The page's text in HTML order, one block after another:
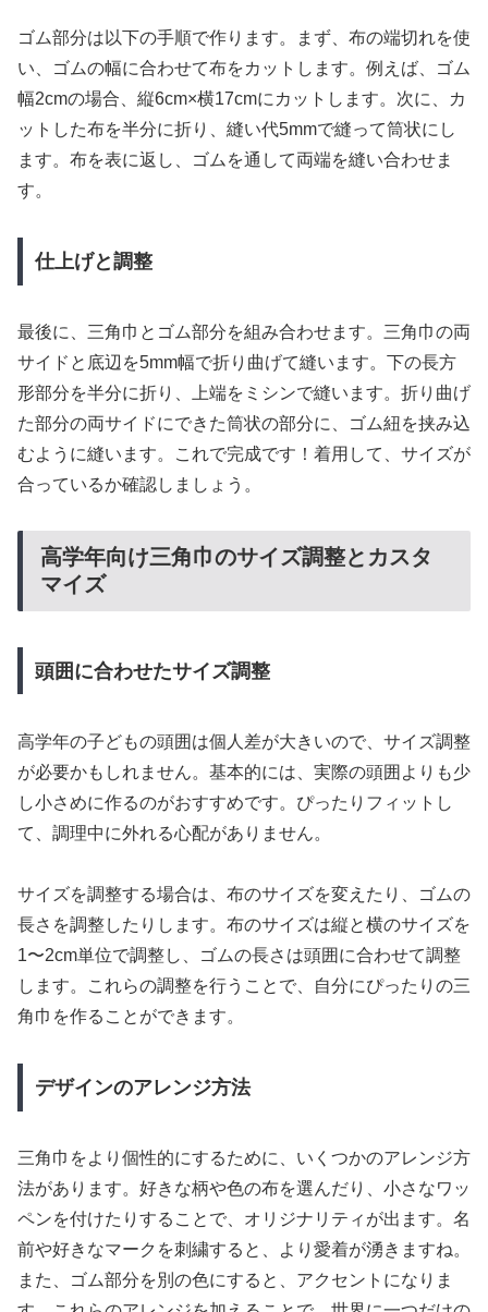
ゴム部分は以下の手順で作ります。まず、布の端切れを使
い、ゴムの幅に合わせて布をカットします。例えば、ゴム
幅2cmの場合、縦6cm×横17cmにカットします。次に、カ
ットした布を半分に折り、縫い代5mmで縫って筒状にし
ます。布を表に返し、ゴムを通して両端を縫い合わせま
す。
仕上げと調整
最後に、三角巾とゴム部分を組み合わせます。三角巾の両
サイドと底辺を5mm幅で折り曲げて縫います。下の長方
形部分を半分に折り、上端をミシンで縫います。折り曲げ
た部分の両サイドにできた筒状の部分に、ゴム紐を挟み込
むように縫います。これで完成です！着用して、サイズが
合っているか確認しましょう。
高学年向け三角巾のサイズ調整とカスタ
マイズ
頭囲に合わせたサイズ調整
高学年の子どもの頭囲は個人差が大きいので、サイズ調整
が必要かもしれません。基本的には、実際の頭囲よりも少
し小さめに作るのがおすすめです。ぴったりフィットし
て、調理中に外れる心配がありません。
サイズを調整する場合は、布のサイズを変えたり、ゴムの
長さを調整したりします。布のサイズは縦と横のサイズを
1〜2cm単位で調整し、ゴムの長さは頭囲に合わせて調整
します。これらの調整を行うことで、自分にぴったりの三
角巾を作ることができます。
デザインのアレンジ方法
三角巾をより個性的にするために、いくつかのアレンジ方
法があります。好きな柄や色の布を選んだり、小さなワッ
ペンを付けたりすることで、オリジナリティが出ます。名
前や好きなマークを刺繍すると、より愛着が湧きますね。
また、ゴム部分を別の色にすると、アクセントになりま